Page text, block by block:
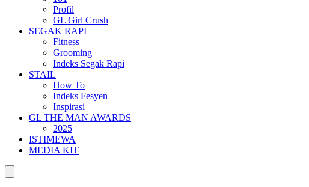
Profil
GL Girl Crush
SEGAK RAPI
Fitness
Grooming
Indeks Segak Rapi
STAIL
How To
Indeks Fesyen
Inspirasi
GL THE MAN AWARDS
2025
ISTIMEWA
MEDIA KIT